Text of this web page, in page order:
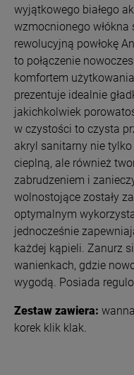
wyjątkowego białego
wzmocnionego
rewolucyjną powłokę
to połączenie
komfortem użytkowania.
prezentuje idealnie
jakichkolwiek
w czystości to czysta
akryl sanitarny nie
cieplną, ale również
zabrudzeniem i
wolnostojące zostały
optymalnym
jednocześnie
każdej kąpieli. Zanurz
wanienkach, gdzie
wygodą. Posiada
Zestaw zawiera:
korek klik klak.